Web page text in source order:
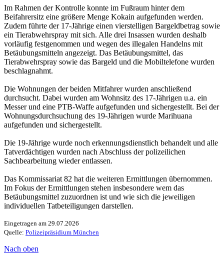
Im Rahmen der Kontrolle konnte im Fußraum hinter dem
Beifahrersitz eine größere Menge Kokain aufgefunden werden.
Zudem führte der 17-Jährige einen vierstelligen Bargeldbetrag sowie
ein Tierabwehrspray mit sich. Alle drei Insassen wurden deshalb
vorläufig festgenommen und wegen des illegalen Handelns mit
Betäubungsmitteln angezeigt. Das Betäubungsmittel, das
Tierabwehrspray sowie das Bargeld und die Mobiltelefone wurden
beschlagnahmt.
Die Wohnungen der beiden Mitfahrer wurden anschließend
durchsucht. Dabei wurden am Wohnsitz des 17-Jährigen u.a. ein
Messer und eine PTB-Waffe aufgefunden und sichergestellt. Bei der
Wohnungsdurchsuchung des 19-Jährigen wurde Marihuana
aufgefunden und sichergestellt.
Die 19-Jährige wurde noch erkennungsdienstlich behandelt und alle
Tatverdächtigen wurden nach Abschluss der polizeilichen
Sachbearbeitung wieder entlassen.
Das Kommissariat 82 hat die weiteren Ermittlungen übernommen.
Im Fokus der Ermittlungen stehen insbesondere wem das
Betäubungsmittel zuzuordnen ist und wie sich die jeweiligen
individuellen Tatbeteiligungen darstellen.
Eingetragen am 29.07.2026
Quelle: Polizeipräsidium München
Nach oben